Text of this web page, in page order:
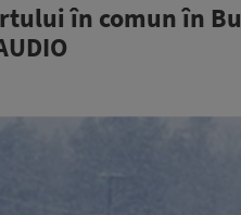
în comun în